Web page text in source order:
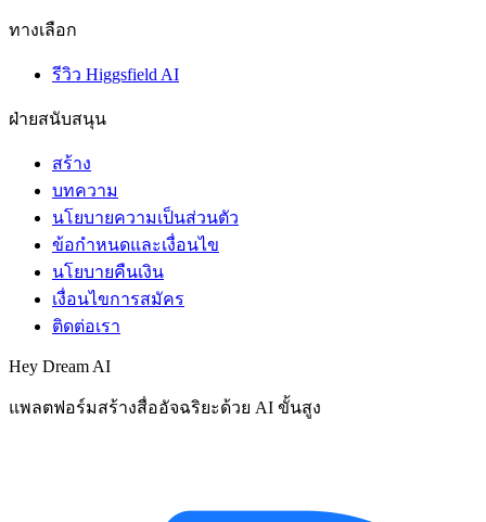
ทางเลือก
รีวิว Higgsfield AI
ฝ่ายสนับสนุน
สร้าง
บทความ
นโยบายความเป็นส่วนตัว
ข้อกำหนดและเงื่อนไข
นโยบายคืนเงิน
เงื่อนไขการสมัคร
ติดต่อเรา
Hey Dream AI
แพลตฟอร์มสร้างสื่ออัจฉริยะด้วย AI ขั้นสูง